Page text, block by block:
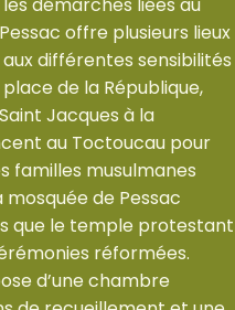
démarches liées au
offre plusieurs lieux
différentes sensibilités
de la République,
Jacques à la
au Toctoucau pour
familles musulmanes
de Pessac
que le temple protestant
réformées.
d’une chambre